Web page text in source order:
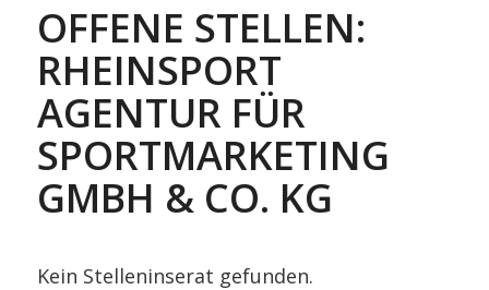
OFFENE STELLEN:
RHEINSPORT
AGENTUR FÜR
SPORTMARKETING
GMBH & CO. KG
Kein Stelleninserat gefunden.